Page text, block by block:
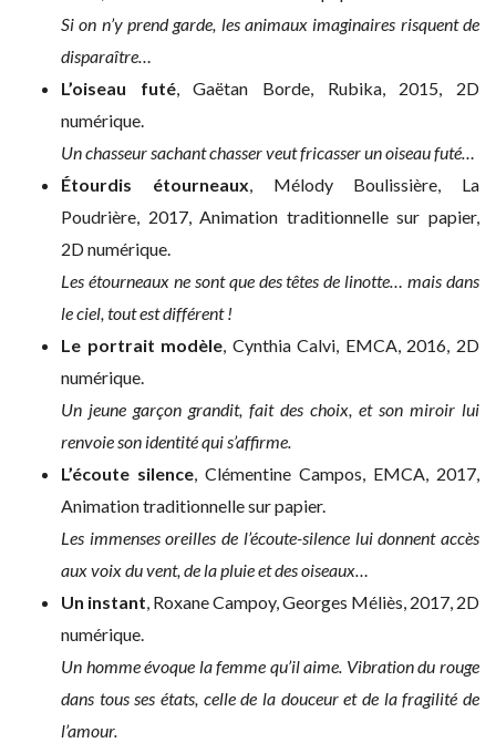
Si on n’y prend garde, les animaux imaginaires risquent de
disparaître…
L’oiseau futé, Gaëtan Borde, Rubika, 2015, 2D
numérique.
Un chasseur sachant chasser veut fricasser un oiseau futé…
Étourdis étourneaux, Mélody Boulissière, La
Poudrière, 2017, Animation traditionnelle sur papier,
2D numérique.
Les étourneaux ne sont que des têtes de linotte… mais dans
le ciel, tout est différent !
Le portrait modèle, Cynthia Calvi, EMCA, 2016, 2D
numérique.
Un jeune garçon grandit, fait des choix, et son miroir lui
renvoie son identité qui s’affirme.
L’écoute silence, Clémentine Campos, EMCA, 2017,
Animation traditionnelle sur papier.
Les immenses oreilles de l’écoute-silence lui donnent accès
aux voix du vent, de la pluie et des oiseaux…
Un instant, Roxane Campoy, Georges Méliès, 2017, 2D
numérique.
Un homme évoque la femme qu’il aime. Vibration du rouge
dans tous ses états, celle de la douceur et de la fragilité de
l’amour.